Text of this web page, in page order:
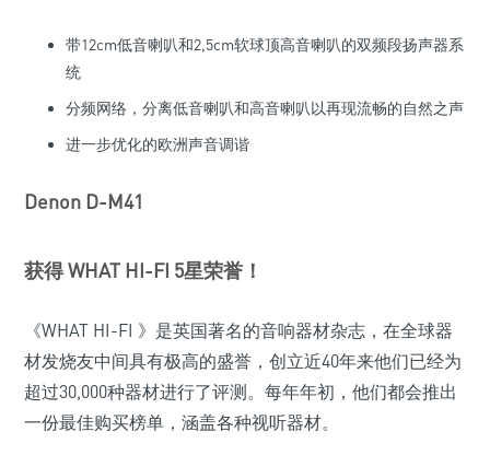
带12cm低音喇叭和2,5cm软球顶高音喇叭的双频段扬声器系
统
分频网络，分离低音喇叭和高音喇叭以再现流畅的自然之声
进一步优化的欧洲声音调谐
Denon D-M41
获得 WHAT HI-FI 5星荣誉！
《WHAT HI-FI 》是英国著名的音响器材杂志，在全球器
材发烧友中间具有极高的盛誉，创立近40年来他们已经为
超过30,000种器材进行了评测。每年年初，他们都会推出
一份最佳购买榜单，涵盖各种视听器材。